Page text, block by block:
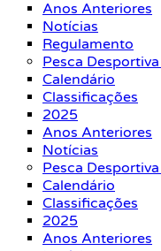
Anos Anteriores
Notícias
Regulamento
Pesca
Calendário
Classificações
2025
Anos Anteriores
Notícias
Pesca
Calendário
Classificações
2025
Anos Anteriores